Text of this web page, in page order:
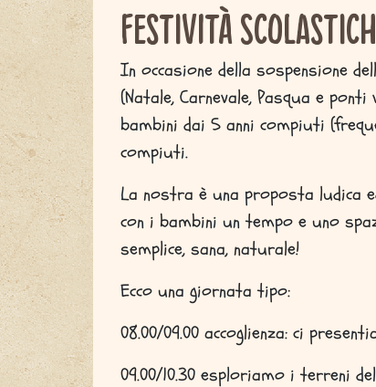
Festività
In occasione della sospensione
(Natale, Carnevale, Pasqua e
bambini dai 5 anni compiuti
compiuti.
La nostra è una proposta ludica
con i bambini un tempo e uno
semplice, sana, naturale!
Ecco una giornata tipo:
08.00/09.00 accoglienza: ci
09.00/10.30 esploriamo i terreni